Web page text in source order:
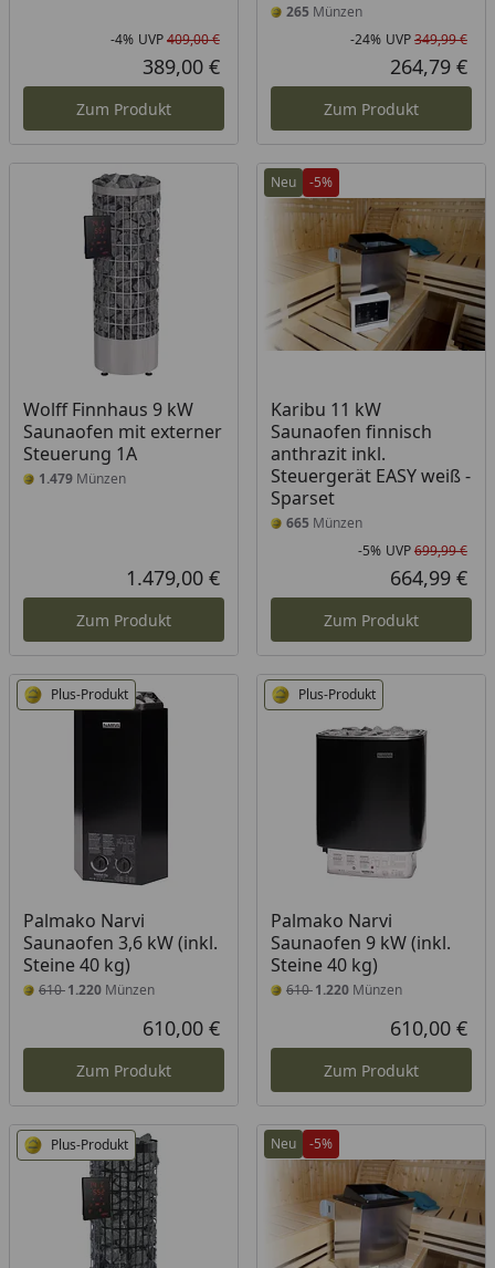
Rabatt in Prozent
-4%
Ursprünglicher Preis
UVP409,00 €
Aktueller Preis
389,00 €
Zum Produkt
265 Münzen
-24% UVP349,99 €
264,79 €
Zum Produkt
Wolff Finnhaus 9 kW
Saunaofen mit externer
Steuerung 1A
1.479 Münzen
Aktueller Preis
1.479,00 €
Zum Produkt
Neu -5%
Karibu 11 kW
Saunaofen finnisch
anthrazit inkl.
Steuergerät EASY weiß -
Sparset
665 Münzen
-5% UVP699,99 €
664,99 €
Zum Produkt
Plus-Produkt
Palmako Narvi
Saunaofen 3,6 kW (inkl.
Steine 40 kg)
6101.220 Münzen
Aktueller Preis
610,00 €
Zum Produkt
Plus-Produkt
Palmako Narvi
Saunaofen 9 kW (inkl.
Steine 40 kg)
6101.220Münzen
610,00 €
Zum Produkt
Plus-Produkt Neu -5%